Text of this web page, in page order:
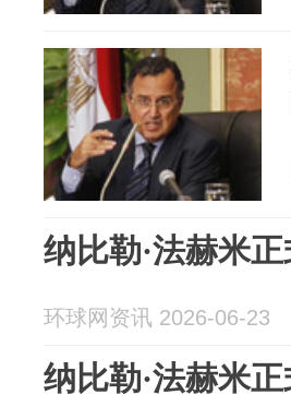
纳比勒·法赫米
环球网资讯 2026-06-23
纳比勒·法赫米